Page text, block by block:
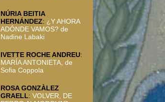
NÚRIA BEITIA
HERNÁNDEZ: ¿Y AHORA
ADÓNDE VAMOS? de
Nadine Labaki
IVETTE ROCHE ANDREU:
MARÍA ANTONIETA, de
Sofia Coppola
ROSA GONZÀLEZ
GRAELL:VOLVER, DE